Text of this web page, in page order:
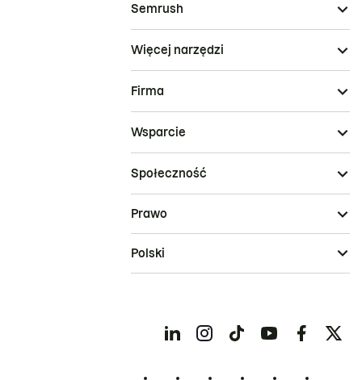
Semrush
Więcej narzędzi
Firma
Wsparcie
Społeczność
Prawo
Polski